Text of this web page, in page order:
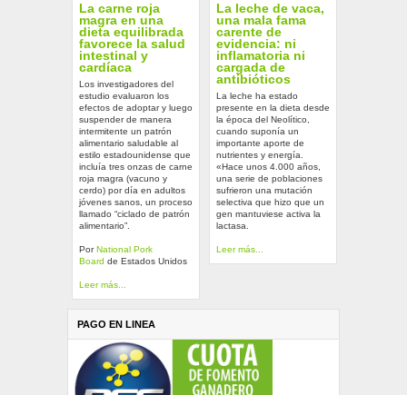
La carne roja
magra en una
dieta equilibrada
favorece la salud
intestinal y
cardíaca
Los investigadores del
estudio evaluaron los
efectos de adoptar y luego
suspender de manera
intermitente un patrón
alimentario saludable al
estilo estadounidense que
incluía tres onzas de carne
roja magra (vacuno y
cerdo) por día en adultos
jóvenes sanos, un proceso
llamado “ciclado de patrón
alimentario”.
PorNational Pork
Board de Estados Unidos
Leer más...
La leche de vaca,
una mala fama
carente de
evidencia: ni
inflamatoria ni
cargada de
antibióticos
La leche ha estado
presente en la dieta desde
la época del Neolítico,
cuando suponía un
importante aporte de
nutrientes y energía.
«Hace unos 4.000 años,
una serie de poblaciones
sufrieron una mutación
selectiva que hizo que un
gen mantuviese activa la
lactasa.
Leer más...
PAGO EN LINEA